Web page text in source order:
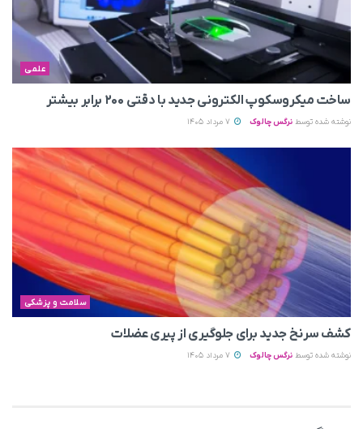
علمی
ساخت میکروسکوپ الکترونی جدید با دقتی ۲۰۰ برابر بیشتر
نوشته شده توسط نرگس چالوک
سلامت و پزشکی
کشف سرنخ جدید برای جلوگیری از پیری عضلات
نوشته شده توسط نرگس چالوک